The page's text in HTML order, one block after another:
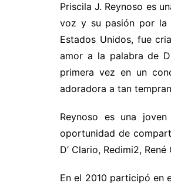
Priscila J. Reynoso es
voz y su pasión por la
Estados Unidos, fue
amor a la palabra de
primera vez en un
adoradora a tan
Reynoso es una
oportunidad de
D’ Clario, Redimi2,
En el 2010 participó en